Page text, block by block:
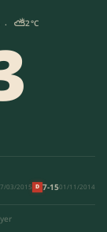
· ⛅2°C
03/2015 D 7-1501/11/2014